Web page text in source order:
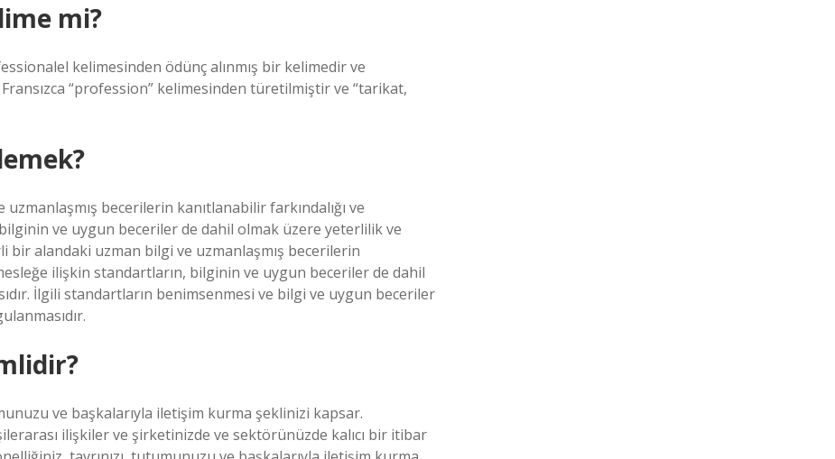
mi?
kelimesinden ödünç alınmış bir kelimedir ve
“profession” kelimesinden türetilmiştir ve “tarikat,
becerilerin kanıtlanabilir farkındalığı ve
ve uygun beceriler de dahil olmak üzere yeterlilik ve
bir alandaki uzman bilgi ve uzmanlaşmış becerilerin
ilişkin standartların, bilginin ve uygun beceriler de dahil
İlgili standartların benimsenmesi ve bilgi ve uygun beceriler
ve başkalarıyla iletişim kurma şeklinizi kapsar.
ilişkiler ve şirketinizde ve sektörünüzde kalıcı bir itibar